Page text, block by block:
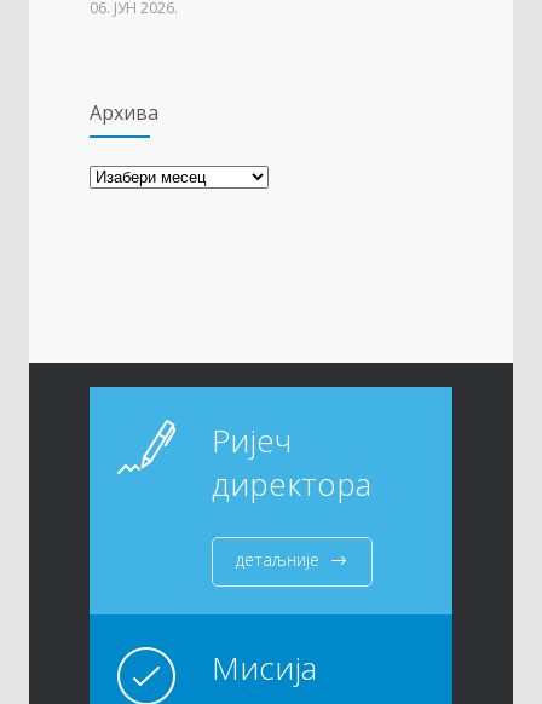
06. ЈУН 2026.
Архива
Архива
Ријеч
директора
детаљније
Мисија